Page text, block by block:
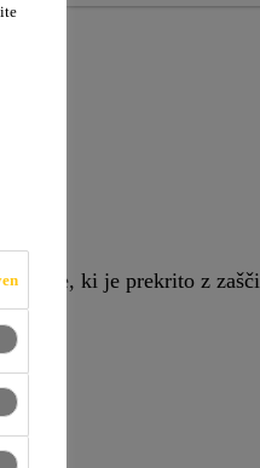
gume, ki je prekrito z